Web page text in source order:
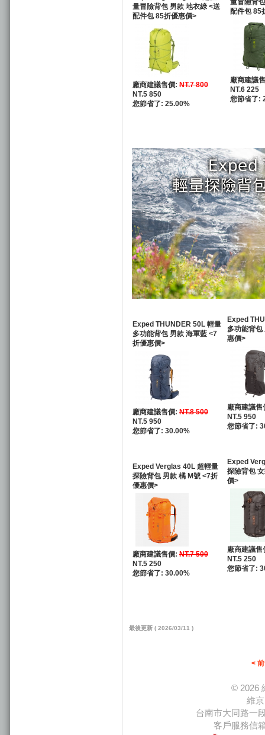
量冒險背包 男款 地衣綠 <送
配件包 85折優惠價>
廠商建議售價: NT.7 800
NT.5 850
您節省了: 25.00%
量冒險背
配件包 85
廠商建議
NT.6 225
您節省了:
Exped THUNDER 50L 輕量
多功能背包 男款 海軍藍 <7
折優惠價>
廠商建議售價: NT.8 500
NT.5 950
您節省了: 30.00%
Exped
多功能背包
惠價>
廠商建議
NT.5 950
您節省了:
Exped Verglas 40L 超輕量
探險背包 男款 橘 M號 <7折
優惠價>
廠商建議售價: NT.7 500
NT.5 250
您節省了: 30.00%
Exped
探險背包
價>
廠商建議
NT.5 250
您節省了:
最後更新 ( 2026/03/11 )
<
© 2026
維
台南市大同路一
客戶服務信